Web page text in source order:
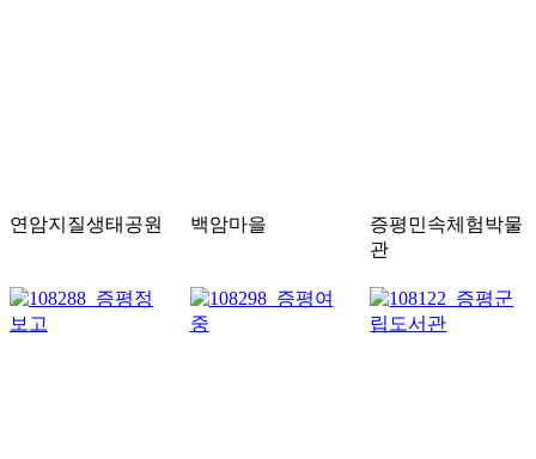
연암지질생태공원 백암마을
증평민속체험박물
관